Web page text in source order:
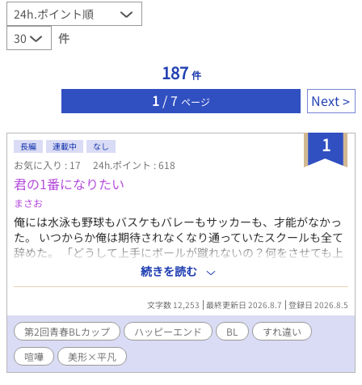
件
187 件
1 / 7 ページ Next
1
長編 連載中 なし
お気に入り : 17 24h.ポイント : 618
君の1番になりたい
まさお
俺には水泳も野球もバスケもバレーもサッカーも、才能がなかっ
た。 いつからか俺は期待されなくなり通っていたスクールも全て
辞めた。 「どうして上手にボールが蹴れないの？何をさせても上
手くならない。」 「将来はあいつをチームに入れて一緒にサッカ
ーをしたかった。」 「「ダメね(だな。)あの子は。」」 ーーーー
親に期待されることを諦めた高校2年生の隼人とスポーツ万能で明
るい性格の侑李。 2人は恋人同士だけどどこかギクシャクしてし
まう。 ※短編で書いていた話を加筆して投稿しています。
続きを読む
文字数 12,253 最終更新日 2026.8.7 登録日 2026.8.5
第2回青春BLカップ ハッピーエンド BL
すれ違い
喧嘩
美形×平凡